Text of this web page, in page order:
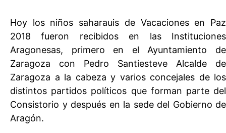
Hoy los niños saharauis de Vacaciones en Paz
2018 fueron recibidos en las Instituciones
Aragonesas, primero en el Ayuntamiento de
Zaragoza con Pedro Santiesteve Alcalde de
Zaragoza a la cabeza y varios concejales de los
distintos partidos políticos que forman parte del
Consistorio y después en la sede del Gobierno de
Aragón.